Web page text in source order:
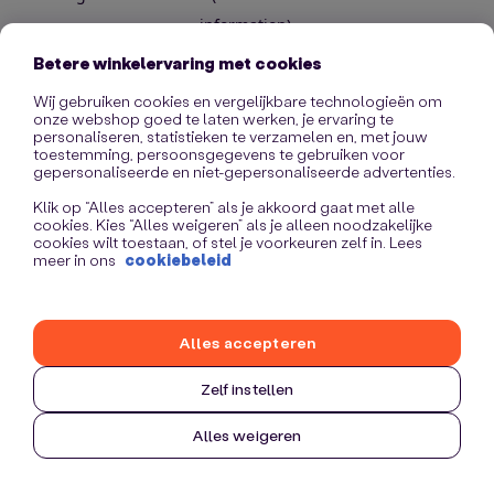
information).
Betere winkelervaring met cookies
Wij gebruiken cookies en vergelijkbare technologieën om
onze webshop goed te laten werken, je ervaring te
personaliseren, statistieken te verzamelen en, met jouw
toestemming, persoonsgegevens te gebruiken voor
gepersonaliseerde en niet-gepersonaliseerde advertenties.
Klik op “Alles accepteren” als je akkoord gaat met alle
cookies. Kies “Alles weigeren” als je alleen noodzakelijke
cookies wilt toestaan, of stel je voorkeuren zelf in. Lees
meer in ons cookiebeleid
Zelf instellen
Alles weigeren
Alles accepteren